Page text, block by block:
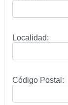
Localidad:
Código Postal: